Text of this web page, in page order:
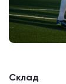
Склад